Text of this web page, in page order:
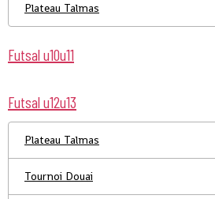
Plateau Talmas
Futsal u10u11
Futsal u12u13
Plateau Talmas
Tournoi Douai